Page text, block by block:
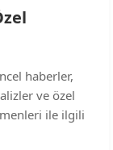
haberler,
ve özel
ile ilgili